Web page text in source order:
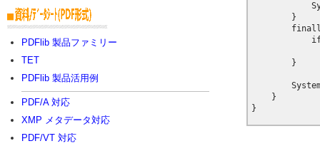
PDFlib 製品ファミリー
TET
PDFlib 製品活用例
PDF/A 対応
XMP メタデータ対応
PDF/VT 対応
        }
        }
    }